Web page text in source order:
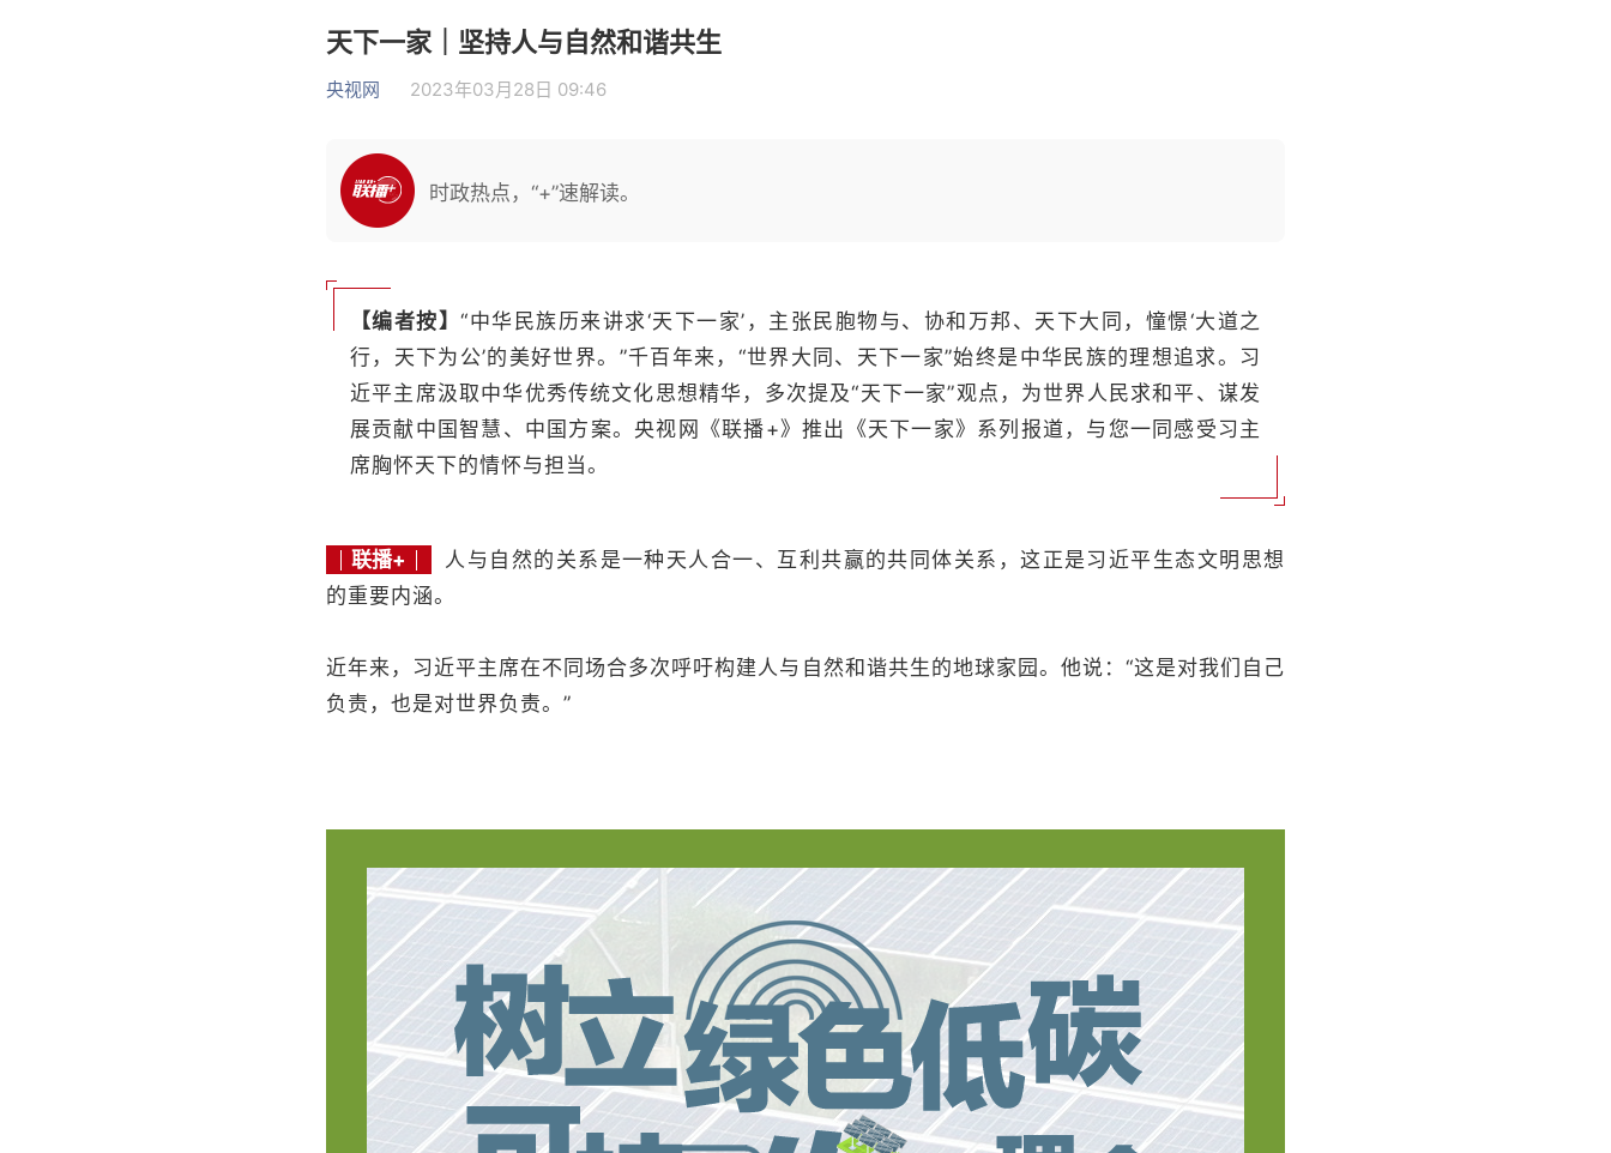
天下一家｜坚持人与自然和谐共生
央视网 2023年03月28日 09:46
时政热点，“+”速解读。
【编者按】“中华民族历来讲求‘天下一家’，主张民胞物与、协和万邦、天下大同，憧憬‘大道之
行，天下为公’的美好世界。”千百年来，“世界大同、天下一家”始终是中华民族的理想追求。习
近平主席汲取中华优秀传统文化思想精华，多次提及“天下一家”观点，为世界人民求和平、谋发
展贡献中国智慧、中国方案。央视网《联播+》推出《天下一家》系列报道，与您一同感受习主
席胸怀天下的情怀与担当。
联播+
人与自然的关系是一种天人合一、互利共赢的共同体关系，这正是习近平生态文明思想
的重要内涵。
近年来，习近平主席在不同场合多次呼吁构建人与自然和谐共生的地球家园。他说：“这是对我们自己
负责，也是对世界负责。”